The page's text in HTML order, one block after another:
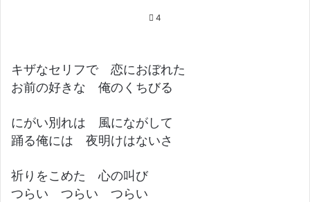
4
キザなセリフで 恋におぼれた
お前の好きな 俺のくちびる
にがい別れは 風にながして
踊る俺には 夜明けはないさ
祈りをこめた 心の叫び
つらい つらい つらい